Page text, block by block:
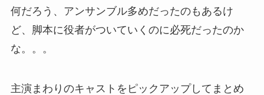
何だろう、アンサンブル多めだったのもあるけ
ど、脚本に役者がついていくのに必死だったのか
な。。。
主演まわりのキャストをピックアップしてまとめ